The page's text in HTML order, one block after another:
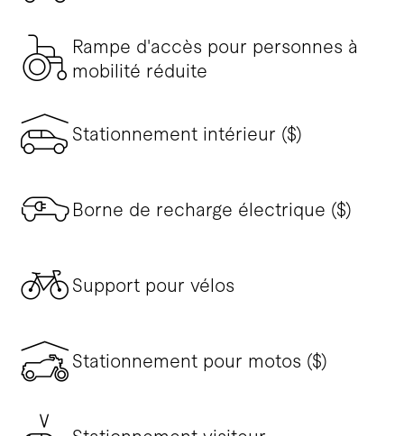
Rampe d'accès pour personnes à
mobilité réduite
Stationnement intérieur ($)
Borne de recharge électrique ($)
Support pour vélos
Stationnement pour motos ($)